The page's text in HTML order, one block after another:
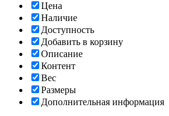
Цена
Наличие
Доступность
Добавить в корзину
Описание
Контент
Вес
Размеры
Дополнительная информация